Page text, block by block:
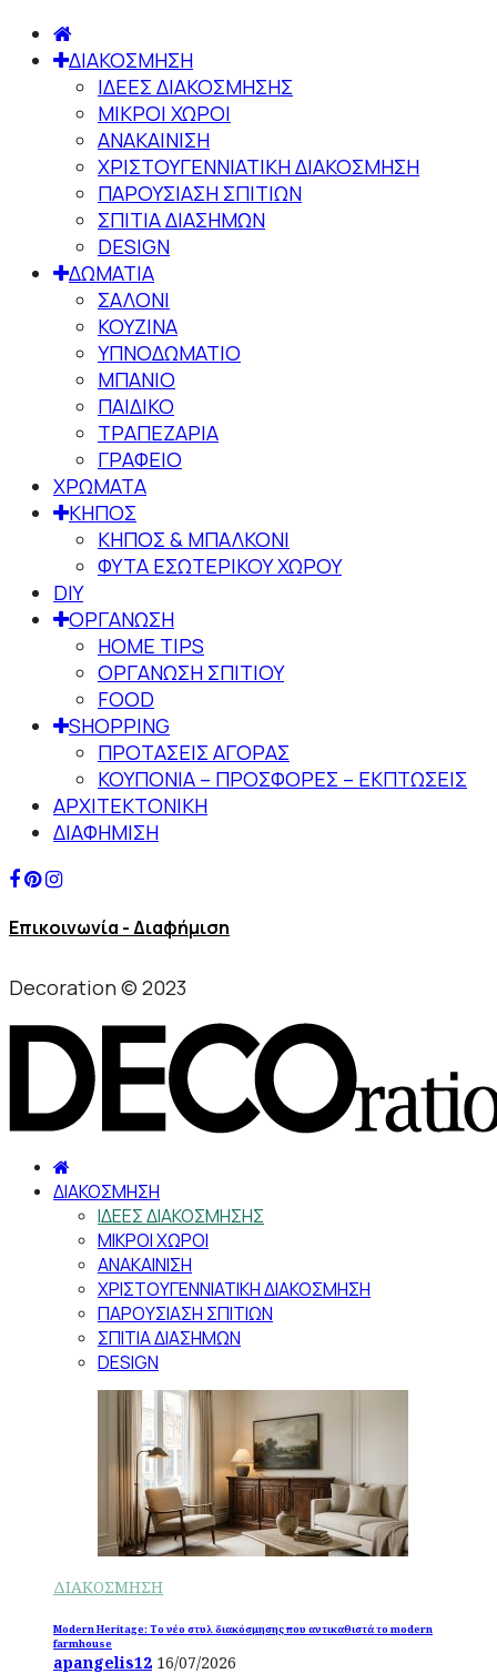
ΔΙΑΚΟΣΜΗΣΗ
ΙΔΕΕΣ ΔΙΑΚΟΣΜΗΣΗΣ
ΜΙΚΡΟΙ ΧΩΡΟΙ
ΑΝΑΚΑΙΝΙΣΗ
ΧΡΙΣΤΟΥΓΕΝΝΙΑΤΙΚΗ ΔΙΑΚΟΣΜΗΣΗ
ΠΑΡΟΥΣΙΑΣΗ ΣΠΙΤΙΩΝ
ΣΠΙΤΙΑ ΔΙΑΣΗΜΩΝ
DESIGN
ΔΩΜΑΤΙΑ
ΣΑΛΟΝΙ
ΚΟΥΖΙΝΑ
ΥΠΝΟΔΩΜΑΤΙΟ
ΜΠΑΝΙΟ
ΠΑΙΔΙΚΟ
ΤΡΑΠΕΖΑΡΙΑ
ΓΡΑΦΕΙΟ
ΧΡΩΜΑΤΑ
ΚΗΠΟΣ
ΚΗΠΟΣ & ΜΠΑΛΚΟΝΙ
ΦΥΤΑ ΕΣΩΤΕΡΙΚΟΥ ΧΩΡΟΥ
DIY
ΟΡΓΑΝΩΣΗ
HOME TIPS
ΟΡΓΑΝΩΣΗ ΣΠΙΤΙΟΥ
FOOD
SHOPPING
ΠΡΟΤΑΣΕΙΣ ΑΓΟΡΑΣ
ΚΟΥΠΟΝΙΑ – ΠΡΟΣΦΟΡΕΣ – ΕΚΠΤΩΣΕΙΣ
ΑΡΧΙΤΕΚΤΟΝΙΚΗ
ΔΙΑΦΗΜΙΣΗ
Επικοινωνία - Διαφήμιση
Decoration © 2023
ΔΙΑΚΟΣΜΗΣΗ
ΙΔΕΕΣ ΔΙΑΚΟΣΜΗΣΗΣ
ΜΙΚΡΟΙ ΧΩΡΟΙ
ΑΝΑΚΑΙΝΙΣΗ
ΧΡΙΣΤΟΥΓΕΝΝΙΑΤΙΚΗ ΔΙΑΚΟΣΜΗΣΗ
ΠΑΡΟΥΣΙΑΣΗ ΣΠΙΤΙΩΝ
ΣΠΙΤΙΑ ΔΙΑΣΗΜΩΝ
DESIGN
ΔΙΑΚΟΣΜΗΣΗ
Modern Heritage: Το νέο στυλ διακόσμησης που αντικαθιστά το modern
farmhouse
apangelis12 16/07/2026